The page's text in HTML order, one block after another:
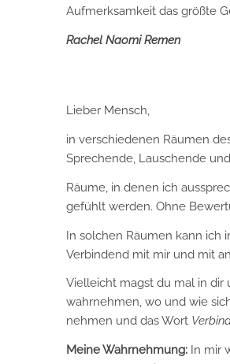
Aufmerksamkeit das größte
Rachel Naomi Remen
Lieber Mensch,
in verschiedenen Räumen
Sprechende, Lauschende
Räume, in denen ich
gefühlt werden. Ohne
In solchen Räumen kann ich
Verbindend mit mir und mit
Vielleicht magst du mal in dir
wahrnehmen, wo und wie
nehmen und das Wort
Meine Wahrnehmung:In mir